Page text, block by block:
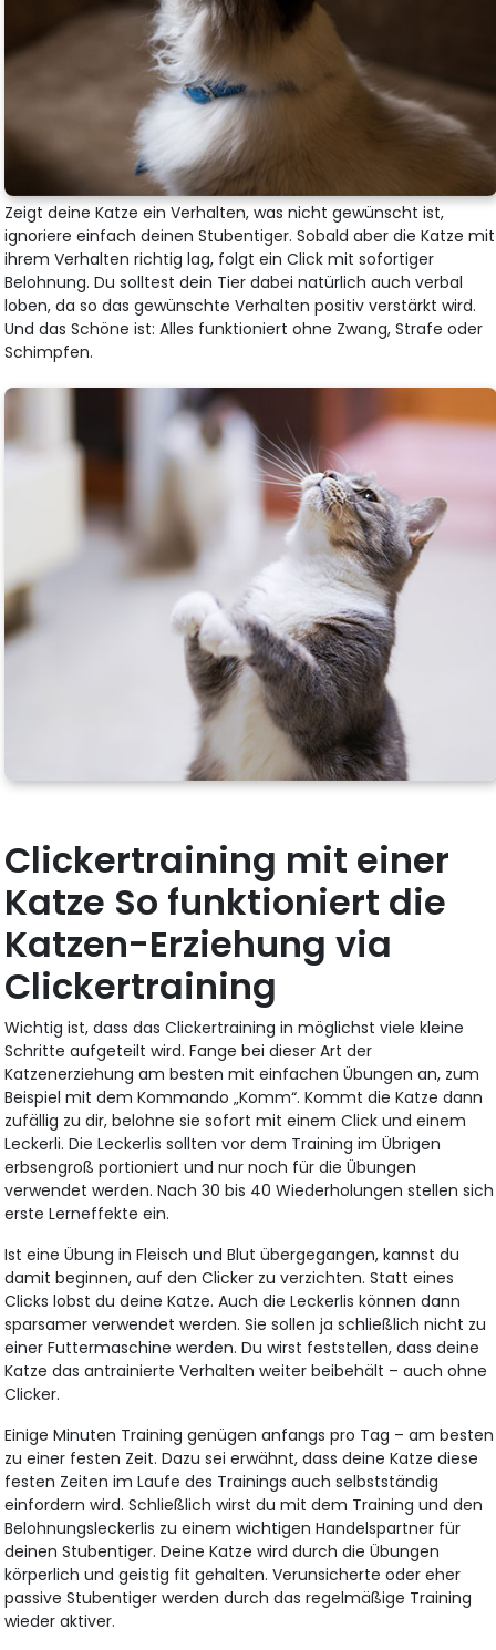
Zeigt deine Katze ein Verhalten, was nicht gewünscht ist,
ignoriere einfach deinen Stubentiger. Sobald aber die Katze mit
ihrem Verhalten richtig lag, folgt ein Click mit sofortiger
Belohnung. Du solltest dein Tier dabei natürlich auch verbal
loben, da so das gewünschte Verhalten positiv verstärkt wird.
Und das Schöne ist: Alles funktioniert ohne Zwang, Strafe oder
Schimpfen.
Clickertraining mit einer
Katze So funktioniert die
Katzen-Erziehung via
Clickertraining
Wichtig ist, dass das Clickertraining in möglichst viele kleine
Schritte aufgeteilt wird. Fange bei dieser Art der
Katzenerziehung am besten mit einfachen Übungen an, zum
Beispiel mit dem Kommando „Komm“. Kommt die Katze dann
zufällig zu dir, belohne sie sofort mit einem Click und einem
Leckerli. Die Leckerlis sollten vor dem Training im Übrigen
erbsengroß portioniert und nur noch für die Übungen
verwendet werden. Nach 30 bis 40 Wiederholungen stellen sich
erste Lerneffekte ein.
Ist eine Übung in Fleisch und Blut übergegangen, kannst du
damit beginnen, auf den Clicker zu verzichten. Statt eines
Clicks lobst du deine Katze. Auch die Leckerlis können dann
sparsamer verwendet werden. Sie sollen ja schließlich nicht zu
einer Futtermaschine werden. Du wirst feststellen, dass deine
Katze das antrainierte Verhalten weiter beibehält – auch ohne
Clicker.
Einige Minuten Training genügen anfangs pro Tag – am besten
zu einer festen Zeit. Dazu sei erwähnt, dass deine Katze diese
festen Zeiten im Laufe des Trainings auch selbstständig
einfordern wird. Schließlich wirst du mit dem Training und den
Belohnungsleckerlis zu einem wichtigen Handelspartner für
deinen Stubentiger. Deine Katze wird durch die Übungen
körperlich und geistig fit gehalten. Verunsicherte oder eher
passive Stubentiger werden durch das regelmäßige Training
wieder aktiver.